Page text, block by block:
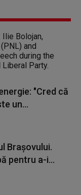
"Cred că
un...
Brașovului.
pentru a-i...